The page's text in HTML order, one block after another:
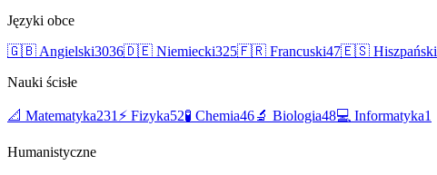
Języki obce
🇬🇧 Angielski3036🇩🇪 Niemiecki325🇫🇷 Francuski47🇪🇸 Hiszpański
Nauki ścisłe
📐 Matematyka231 ⚡ Fizyka52🧪 Chemia46🔬 Biologia48💻 Informatyka1
Humanistyczne